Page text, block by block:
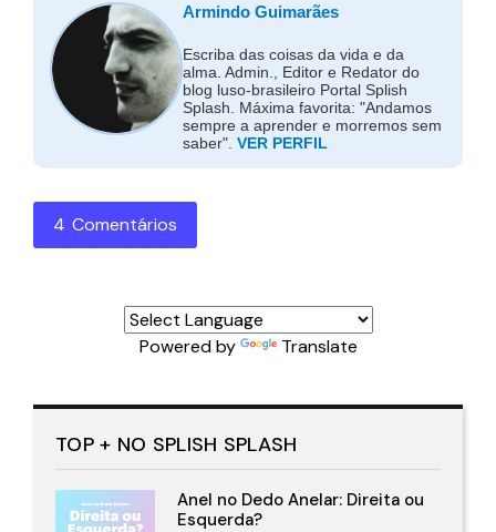
Armindo Guimarães
Escriba das coisas da vida e da
alma. Admin., Editor e Redator do
blog luso-brasileiro Portal Splish
Splash. Máxima favorita: "Andamos
sempre a aprender e morremos sem
saber". VER PERFIL
4 Comentários
Powered by Translate
TOP + NO SPLISH SPLASH
Anel no Dedo Anelar: Direita ou
Esquerda?